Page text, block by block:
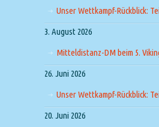
Unser Wettkampf-Rückblick:
3. August 2026
Mitteldistanz-DM beim 5.
26. Juni 2026
Unser Wettkampf-Rückblick:
20. Juni 2026